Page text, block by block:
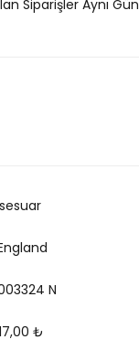
Siparişler Aynı
N
₺